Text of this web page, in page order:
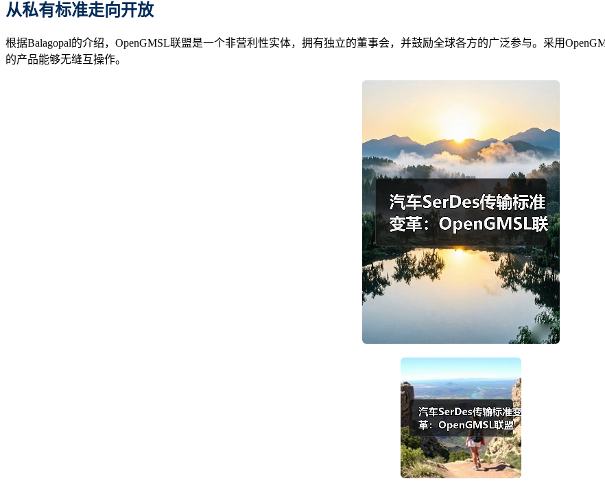
从私有标准走向开放
根据Balagopal的介绍，OpenGMSL联盟是一个非营利性实体，拥有独立的董事会，并鼓励全球各方的广泛参与。采用
的产品能够无缝互操作。